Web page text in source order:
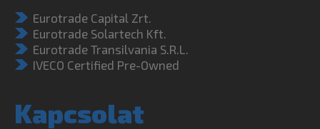
Eurotrade Capital Zrt.
Eurotrade Solartech Kft.
Eurotrade Transilvania S.R.L.
IVECO Certified Pre-Owned
Kapcsolat